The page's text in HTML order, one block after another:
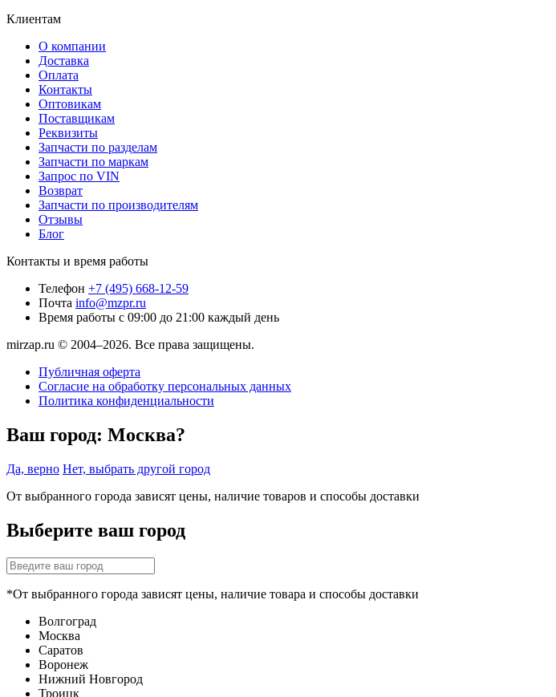
Клиентам
О компании
Доставка
Оплата
Контакты
Оптовикам
Поставщикам
Реквизиты
Запчасти по разделам
Запчасти по маркам
Запрос по VIN
Возврат
Запчасти по производителям
Отзывы
Блог
Контакты и время работы
Телефон +7 (495) 668-12-59
Почта info@mzpr.ru
Время работы с 09:00 до 21:00 каждый день
mirzap.ru © 2004–2026. Все права защищены.
Публичная оферта
Согласие на обработку персональных данных
Политика конфиденциальности
Ваш город: Москва?
Да, верно Нет, выбрать другой город
От выбранного города зависят цены, наличие товаров и способы доставки
Выберите ваш город
*От выбранного города зависят цены, наличие товара и способы доставки
Волгоград
Москва
Саратов
Воронеж
Нижний Новгород
Троицк